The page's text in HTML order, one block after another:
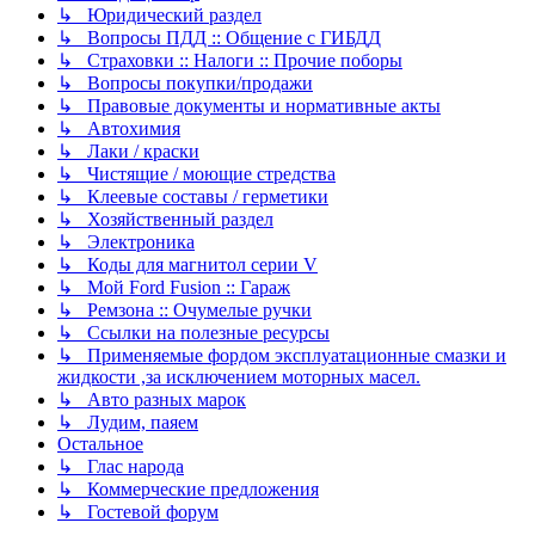
↳ Юридический раздел
↳ Вопросы ПДД :: Общение с ГИБДД
↳ Страховки :: Налоги :: Прочие поборы
↳ Вопросы покупки/продажи
↳ Правовые документы и нормативные акты
↳ Автохимия
↳ Лаки / краски
↳ Чистящие / моющие стредства
↳ Клеевые составы / герметики
↳ Хозяйственный раздел
↳ Электроника
↳ Коды для магнитол серии V
↳ Мой Ford Fusion :: Гараж
↳ Ремзона :: Очумелые ручки
↳ Ссылки на полезные ресурсы
↳ Применяемые фордом эксплуатационные смазки и
жидкости ,за исключением моторных масел.
↳ Авто разных марок
↳ Лудим, паяем
Остальное
↳ Глас народа
↳ Коммерческие предложения
↳ Гостевой форум